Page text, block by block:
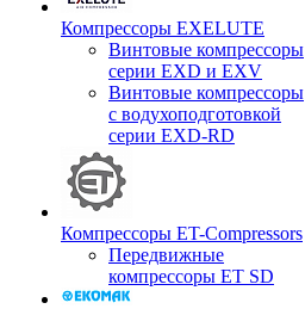
Компрессоры EXELUTE
Винтовые компрессоры
серии EXD и EXV
Винтовые компрессоры
с водухоподготовкой
серии EXD-RD
Компрессоры ET-Compressors
Передвижные
компрессоры ET SD